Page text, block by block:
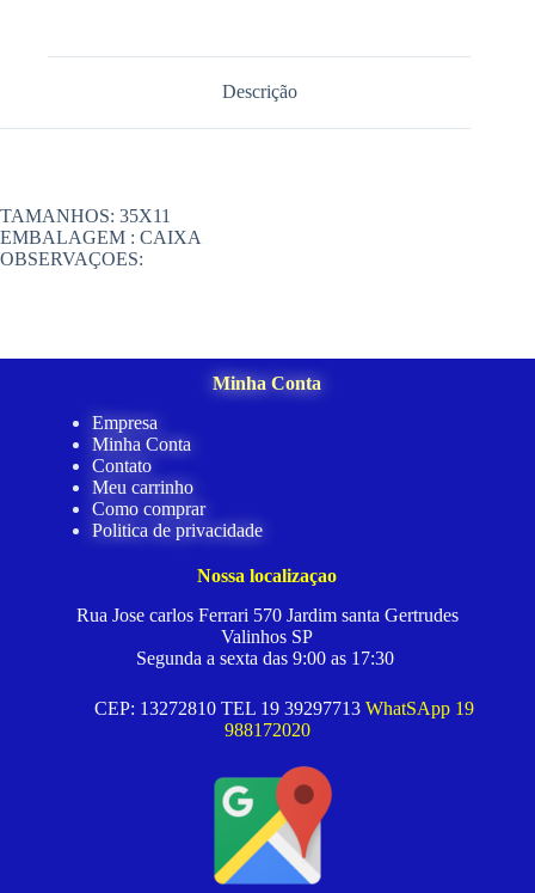
Descrição
TAMANHOS: 35X11
EMBALAGEM : CAIXA
OBSERVAÇOES:
Minha Conta
Empresa
Minha Conta
Contato
Meu carrinho
Como comprar
Politica de privacidade
Nossa localizaçao
Rua Jose carlos Ferrari 570 Jardim santa Gertrudes
Valinhos SP
Segunda a sexta das 9:00 as 17:30
CEP: 13272810 TEL 19 39297713 WhatSApp 19
988172020